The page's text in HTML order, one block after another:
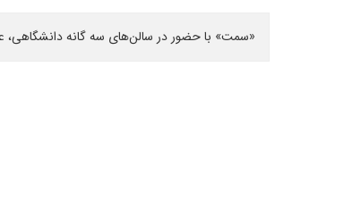
«سمت» با حضور در سالن‌های سه گانه دانشگاهی،